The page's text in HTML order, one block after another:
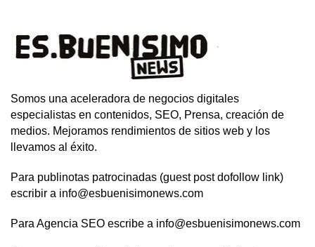
Somos una aceleradora de negocios digitales
especialistas en contenidos, SEO, Prensa, creación de
medios. Mejoramos rendimientos de sitios web y los
llevamos al éxito.
Para publinotas patrocinadas (guest post dofollow link)
escribir a info@esbuenisimonews.com
Para Agencia SEO escribe a info@esbuenisimonews.com